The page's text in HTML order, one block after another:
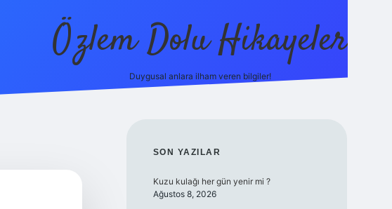
Özlem Dolu Hikayeler
Duygusal anlara ilham veren bilgiler!
SIDEBAR
SON YAZILAR
Kuzu kulağı her gün yenir mi ?
Ağustos 8, 2026